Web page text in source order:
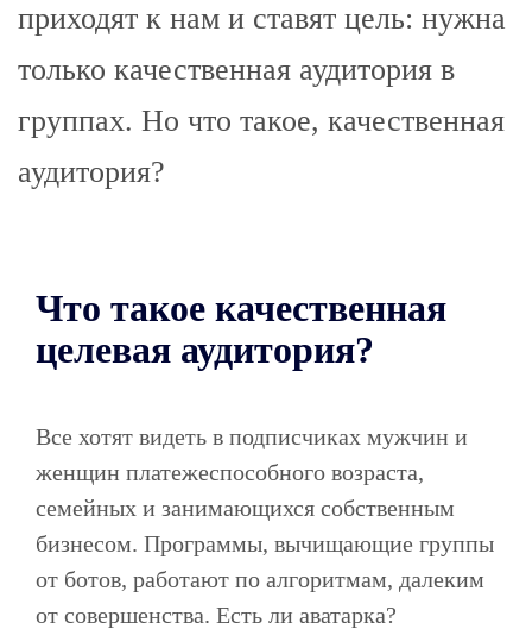
приходят к нам и ставят цель: нужна
только качественная аудитория в
группах. Но что такое, качественная
аудитория?
Что такое качественная
целевая аудитория?
Все хотят видеть в подписчиках мужчин и
женщин платежеспособного возраста,
семейных и занимающихся собственным
бизнесом. Программы, вычищающие группы
от ботов, работают по алгоритмам, далеким
от совершенства. Есть ли аватарка?